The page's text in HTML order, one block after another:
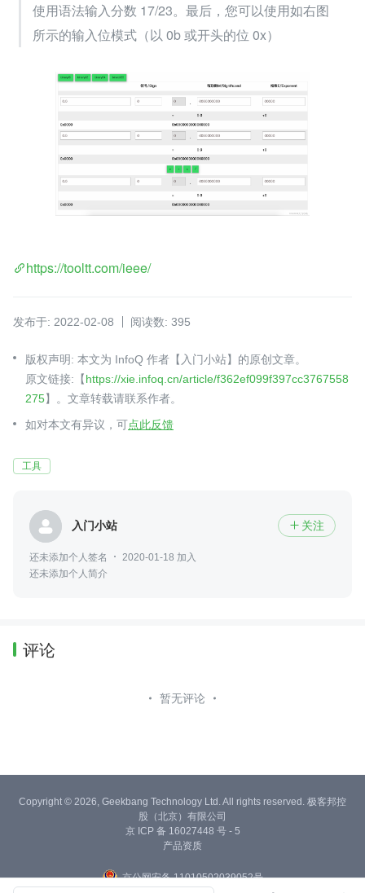
使用语法输入分数 17/23。最后，您可以使用如右图
所示的输入位模式（以 0b 或开头的位 0x）
https://tooltt.com/ieee/
发布于: 2022-02-08 阅读数: 395
版权声明: 本文为 InfoQ 作者【入门小站】的原创文章。
原文链接:【https://xie.infoq.cn/article/f362ef099f397cc3767558
275】。文章转载请联系作者。
如对本文有异议，可点此反馈
工具
入门小站  关注
还未添加个人签名
2020-01-18 加入
还未添加个人简介
评论
暂无评论
Copyright © 2026, Geekbang Technology Ltd. All rights reserved. 极客邦控
股（北京）有限公司
京 ICP 备 16027448 号 - 5
产品资质
京公网安备 11010502039052号